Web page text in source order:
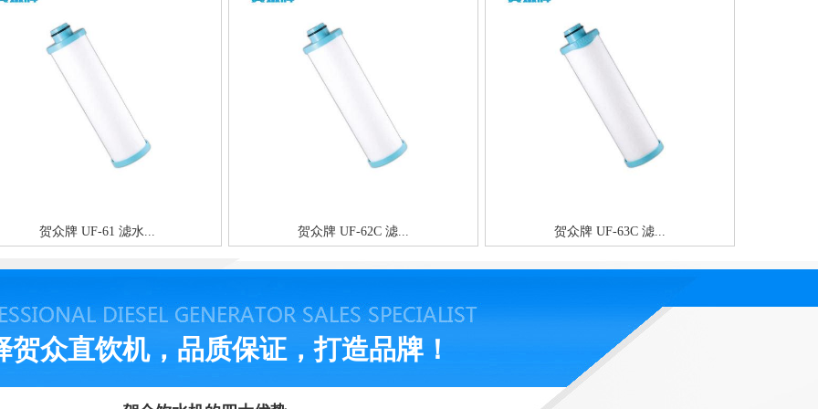
贺众牌 UF-61 滤水... 贺众牌 UF-62C 滤... 贺众牌 UF-63C 滤...
贺众直饮机，品质保证，打造品牌！